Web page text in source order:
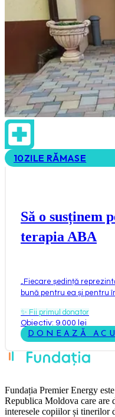
10ZILE RĂMASE
Să o susținem
terapia ABA
Fiecare ședință
bună pentru ea și pentru
✨ Fii primul donator
Obiectiv: 9.000 lei
DONEAZĂ
Fundația Premier Energy
Republica Moldova care are
interesele copiilor și tinerilor